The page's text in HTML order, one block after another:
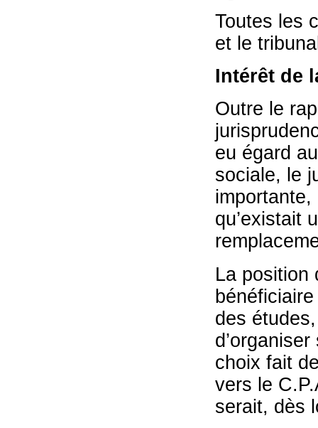
Toutes les
et le
Intérêt de
Outre le
eu égard
sociale, le
qu’existait
La position
des
choix fait
vers le
serait, dès